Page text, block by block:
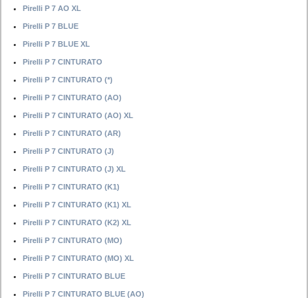
Pirelli P 7 AO XL
Pirelli P 7 BLUE
Pirelli P 7 BLUE XL
Pirelli P 7 CINTURATO
Pirelli P 7 CINTURATO (*)
Pirelli P 7 CINTURATO (AO)
Pirelli P 7 CINTURATO (AO) XL
Pirelli P 7 CINTURATO (AR)
Pirelli P 7 CINTURATO (J)
Pirelli P 7 CINTURATO (J) XL
Pirelli P 7 CINTURATO (K1)
Pirelli P 7 CINTURATO (K1) XL
Pirelli P 7 CINTURATO (K2) XL
Pirelli P 7 CINTURATO (MO)
Pirelli P 7 CINTURATO (MO) XL
Pirelli P 7 CINTURATO BLUE
Pirelli P 7 CINTURATO BLUE (AO)